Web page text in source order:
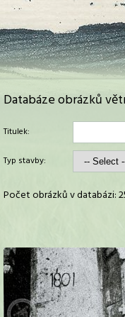
Databáze obrázků
Titulek:
Typ stavby:
Počet obrázků v databázi: